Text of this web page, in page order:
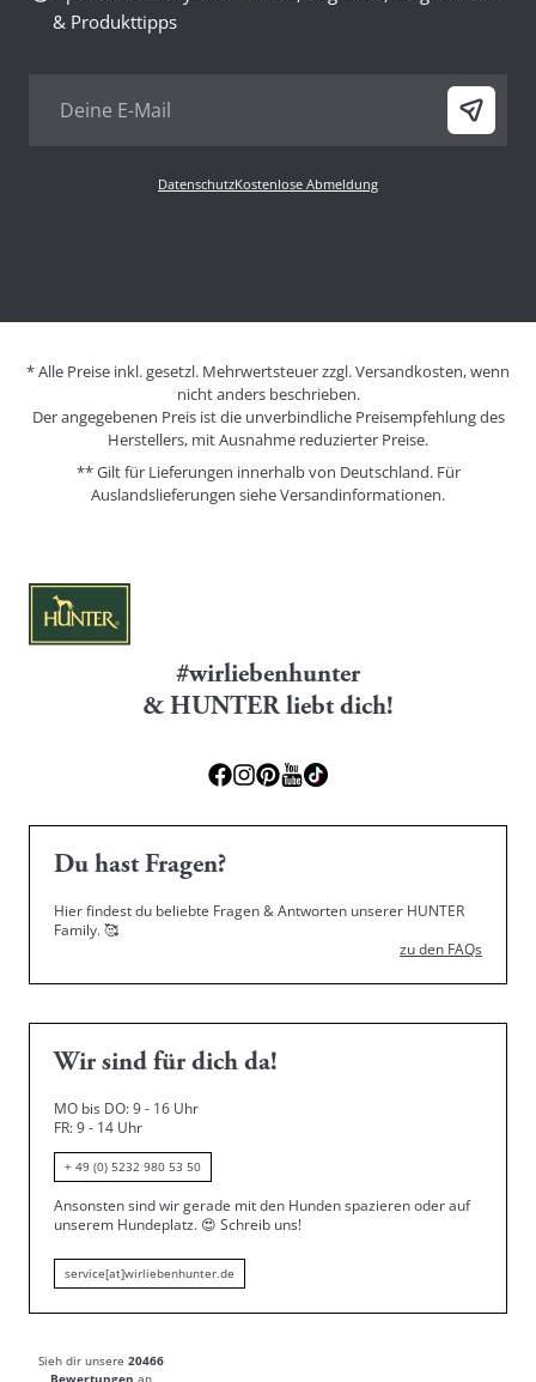
& Produkttipps
DatenschutzKostenlose Abmeldung
* Alle Preise inkl. gesetzl. Mehrwertsteuer zzgl. Versandkosten, wenn
nicht anders beschrieben.
Der angegebenen Preis ist die unverbindliche Preisempfehlung des
Herstellers, mit Ausnahme reduzierter Preise.
** Gilt für Lieferungen innerhalb von Deutschland. Für
Auslandslieferungen sieheVersandinformationen.
#wirliebenhunter
& HUNTER liebt dich!
Du hast Fragen?
Hier findest du beliebte Fragen & Antworten unserer HUNTER
Family.🥰
zu den FAQs
Wir sind für dich da!
MO bis DO: 9 - 16 Uhr
FR: 9 - 14 Uhr
+ 49 (0) 5232 980 53 50
Ansonsten sind wir gerade mit den Hunden spazieren oder auf
unserem Hundeplatz. 😍 Schreib uns!
service[at]wirliebenhunter.de
Sieh dir unsere 20466
Bewertungen an